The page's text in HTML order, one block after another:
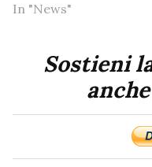
In "News"
Sostieni